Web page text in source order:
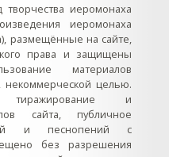
творчества иеромонаха
иеромонаха
размещённые на сайте,
права и защищены
материалов
некоммерческой целью.
и
сайта, публичное
и песнопений с
без разрешения